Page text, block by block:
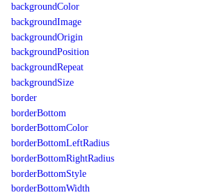
backgroundColor
backgroundImage
backgroundOrigin
backgroundPosition
backgroundRepeat
backgroundSize
border
borderBottom
borderBottomColor
borderBottomLeftRadius
borderBottomRightRadius
borderBottomStyle
borderBottomWidth